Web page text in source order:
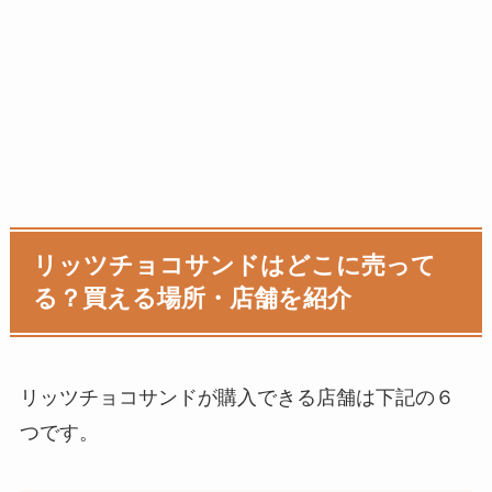
リッツチョコサンドはどこに売って
る？買える場所・店舗を紹介
リッツチョコサンドが購入できる店舗は下記の６
つです。